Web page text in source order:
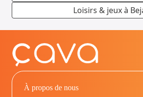
Loisirs & jeux à
À propos de nous